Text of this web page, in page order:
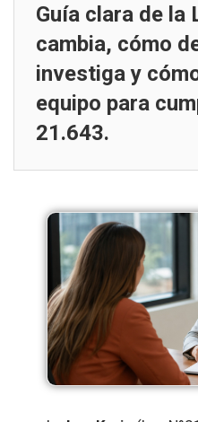
Guía clara de la
cambia, cómo
investiga y
equipo para
21.643.